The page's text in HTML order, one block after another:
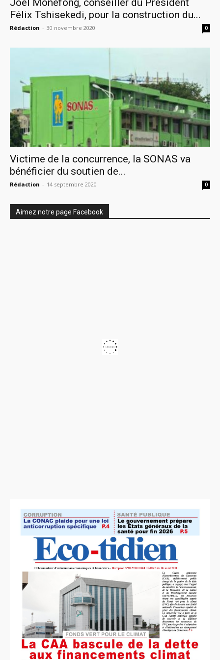
Joël Monefong, conseiller du Président
Félix Tshisekedi, pour la construction du...
Rédaction - 30 novembre 2020 0
Victime de la concurrence, la SONAS va
bénéficier du soutien de...
Rédaction - 14 septembre 2020 0
Aimez notre page Facebook